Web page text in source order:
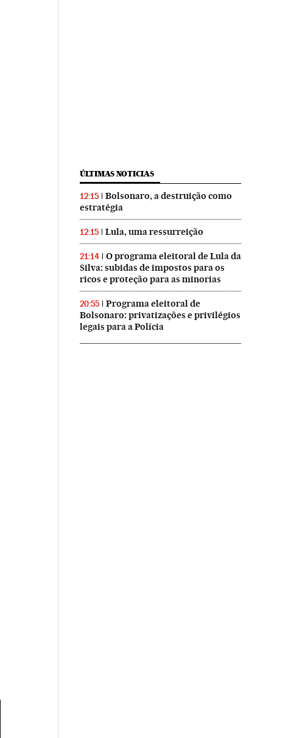
ÚLTIMAS NOTICIAS
12:15
Bolsonaro, a destruição como
estratégia
12:15 Lula, uma ressurreição
21:14
O programa eleitoral de Lula da
Silva: subidas de impostos para os
ricos e proteção para as minorias
20:55
Programa eleitoral de
Bolsonaro: privatizações e privilégios
legais para a Polícia